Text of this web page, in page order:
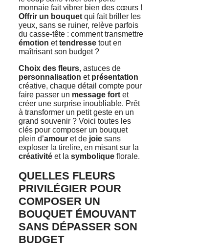
monnaie fait vibrer bien des cœurs !
Offrir un bouquet qui fait briller les
yeux, sans se ruiner, relève parfois
du casse-tête : comment transmettre
émotion ettendresse tout en
maîtrisant son budget ?
Choix des fleurs, astuces de
personnalisation et présentation
créative, chaque détail compte pour
faire passer un message fort et
créer une surprise inoubliable. Prêt
à transformer un petit geste en un
grand souvenir ? Voici toutes les
clés pour composer un bouquet
plein d’amour et de joie sans
exploser la tirelire, en misant sur la
créativité et la symbolique florale.
QUELLES FLEURS
PRIVILÉGIER POUR
COMPOSER UN
BOUQUET ÉMOUVANT
SANS DÉPASSER SON
BUDGET